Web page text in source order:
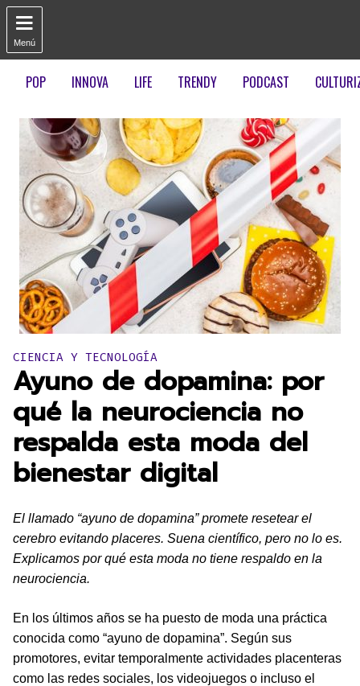

Menú
POP INNOVA LIFE TRENDY PODCAST
Publicado en:
CIENCIA Y TECNOLOGÍA
Ayuno de dopamina: por
qué la neurociencia no
respalda esta moda del
bienestar digital
El llamado “ayuno de dopamina” promete resetear el
cerebro evitando placeres. Suena científico, pero no lo es.
Explicamos por qué esta moda no tiene respaldo en la
neurociencia.
En los últimos años se ha puesto de moda una práctica
conocida como “ayuno de dopamina”. Según sus
promotores, evitar temporalmente actividades placenteras
como las redes sociales, los videojuegos o incluso el